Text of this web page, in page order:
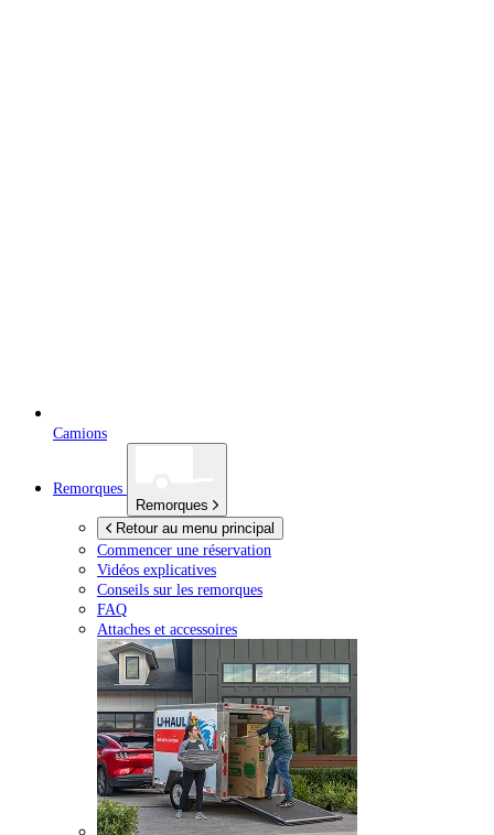
Camions
Remorques
Remorques
Retour au menu principal
Commencer une réservation
Vidéos explicatives
Conseils sur les remorques
FAQ
Attaches et accessoires